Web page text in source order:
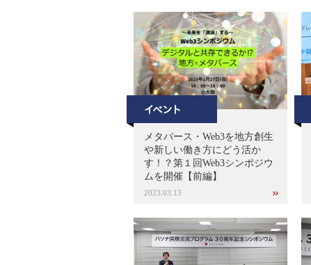
メタバース・Web3を地方創生
や新しい働き方にどう活か
す！？第１回Web3シンポジウ
ムを開催【前編】
2023.03.13